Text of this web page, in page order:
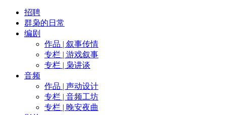
招聘
群枭的日常
编剧
作品 | 叙事传情
专栏 | 游戏叙事
专栏 | 枭讲谈
音频
作品 | 声动设计
专栏 | 音频工坊
专栏 | 晚安夜曲